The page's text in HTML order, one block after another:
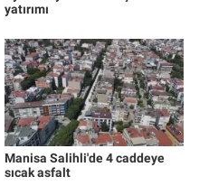
yatırımı
Manisa Salihli'de 4 caddeye
sıcak asfalt